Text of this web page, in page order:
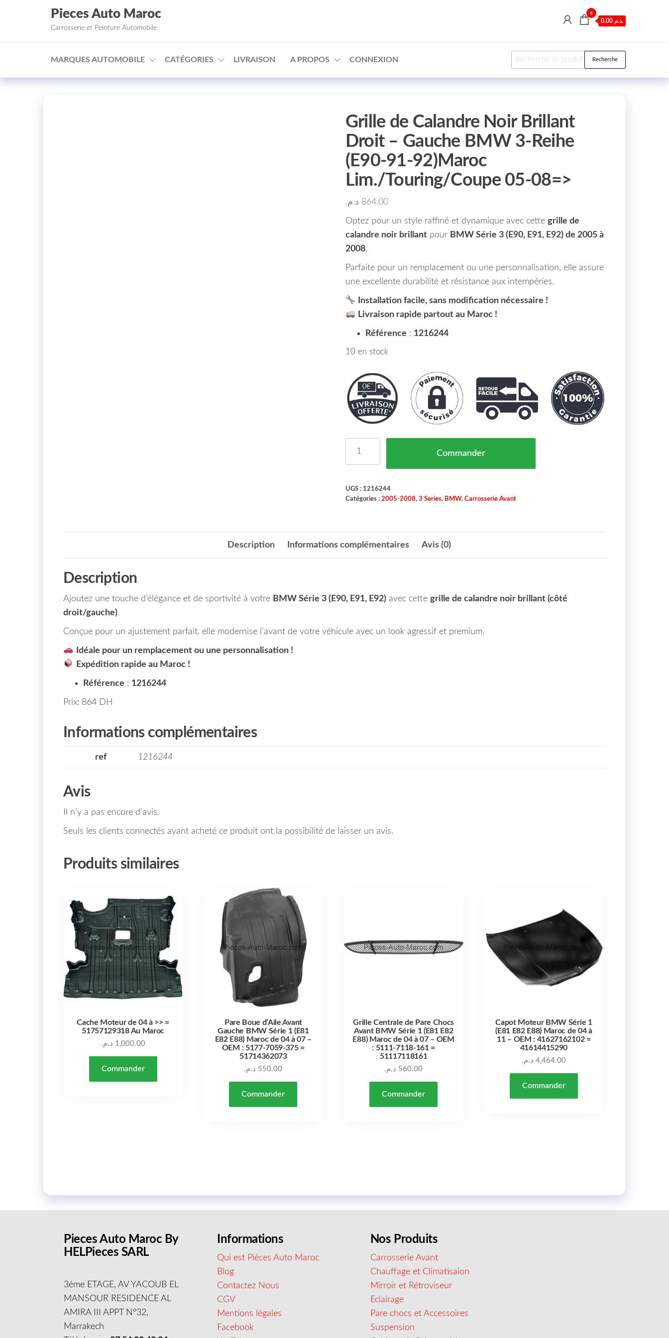
□
Aller au contenu
Pieces Auto Maroc
Carrosserie et Peinture Automobile
0
0.00 د.م.
MARQUES AUTOMOBILE CATÉGORIES LIVRAISON A PROPOS CONNEXION Recherche pour : Recherche
Grille de Calandre Noir Brillant
Droit – Gauche BMW 3-Reihe
(E90-91-92)Maroc
Lim./Touring/Coupe 05-08=>
864.00 د.م.
Optez pour un style raffiné et dynamique avec cette grille de
calandre noir brillantpour BMW Série 3 (E90, E91, E92) de 2005 à
2008.
Parfaite pour un remplacement ou une personnalisation, elle assure
une excellente durabilité et résistance aux intempéries.
Installation facile, sans modification nécessaire !
Livraison rapide partout au Maroc !
Référence : 1216244
10 en stock
Commander
UGS : 1216244
Catégories : 2005-2008, 3 Series, BMW, Carrosserie Avant
Description Informations complémentaires Avis (0)
Description
Ajoutez une touche d’élégance et de sportivité à votre BMW Série 3 (E90, E91, E92) avec cette grille de calandre noir brillant (côté
droit/gauche).
Conçue pour un ajustement parfait, elle modernise l’avant de votre véhicule avec un look agressif et premium.
Idéale pour un remplacement ou une personnalisation !
Expédition rapide au Maroc !
Référence : 1216244
Prix: 864 DH
Informations complémentaires
ref 1216244
Avis
Il n’y a pas encore d’avis.
Seuls les clients connectés ayant acheté ce produit ont la possibilité de laisser un avis.
Produits similaires
Cache Moteur de 04 à >> =
51757129318 Au Maroc
1,000.00 د.م.
Commander
Pare Boue d’Aile Avant
Gauche BMW Série 1 (E81
E82 E88) Maroc de 04 à 07 –
OEM : 5177-7059-375 =
51714362073
550.00 د.م.
Commander
Grille Centrale de Pare Chocs
Avant BMW Série 1 (E81 E82
E88) Maroc de 04 à 07 – OEM
: 5111-7118-161 =
51117118161
560.00 د.م.
Commander
Capot Moteur BMW Série 1
(E81 E82 E88) Maroc de 04 à
11 – OEM : 41627162102 =
41614415290
4,464.00 د.م.
Commander
Pieces Auto Maroc By
HELPieces SARL
3éme ETAGE, AV YACOUB EL
MANSOUR RESIDENCE AL
AMIRA III APPT N°32,
Marrakech
Informations
Qui est Pièces Auto Maroc
Blog
Contactez Nous
CGV
Mentions légales
Facebook
Nos Produits
Carrosserie Avant
Chauffage et Climatisaion
Mirroir et Rétroviseur
Eclairage
Pare chocs et Accessoires
Suspension